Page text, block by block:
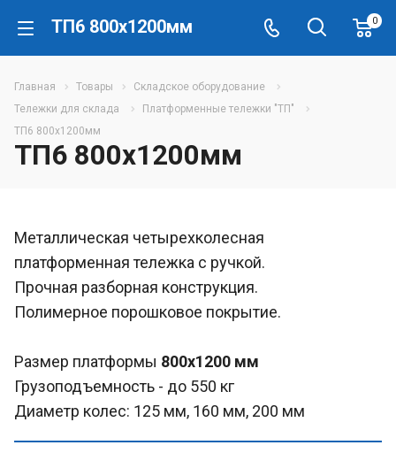
ТП6 800х1200мм 0
Главная Товары
Складское оборудование
Тележки для склада
Платформенные тележки "ТП"
ТП6 800х1200мм
ТП6 800х1200мм
Металлическая четырехколесная
платформенная тележка с ручкой.
Прочная разборная конструкция.
Полимерное порошковое покрытие.
Размер платформы 800х1200 мм
Грузоподъемность - до 550 кг
Диаметр колес: 125 мм, 160 мм, 200 мм